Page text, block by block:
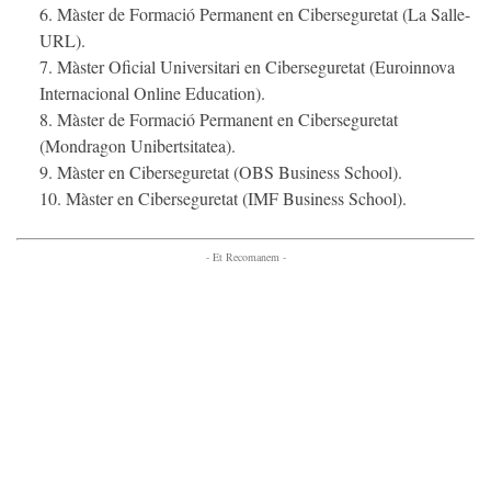
Màster de Formació Permanent en Ciberseguretat (La Salle-
URL).
Màster Oficial Universitari en Ciberseguretat (Euroinnova
Internacional Online Education).
Màster de Formació Permanent en Ciberseguretat
(Mondragon Unibertsitatea).
Màster en Ciberseguretat (OBS Business School).
Màster en Ciberseguretat (IMF Business School).
- Et Recomanem -